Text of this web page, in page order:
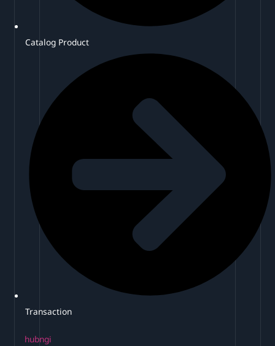
Catalog Product
Transaction
hubngi